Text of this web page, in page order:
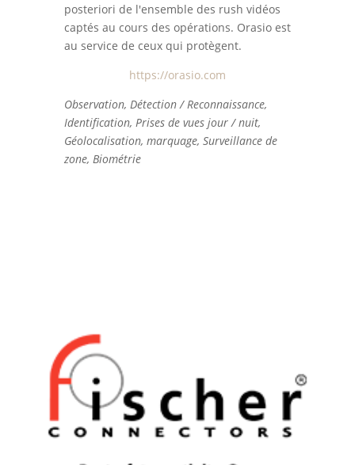
posteriori de l'ensemble des rush vidéos
captés au cours des opérations. Orasio est
au service de ceux qui protègent.
https://orasio.com
Observation, Détection / Reconnaissance,
Identification, Prises de vues jour / nuit,
Géolocalisation, marquage, Surveillance de
zone, Biométrie